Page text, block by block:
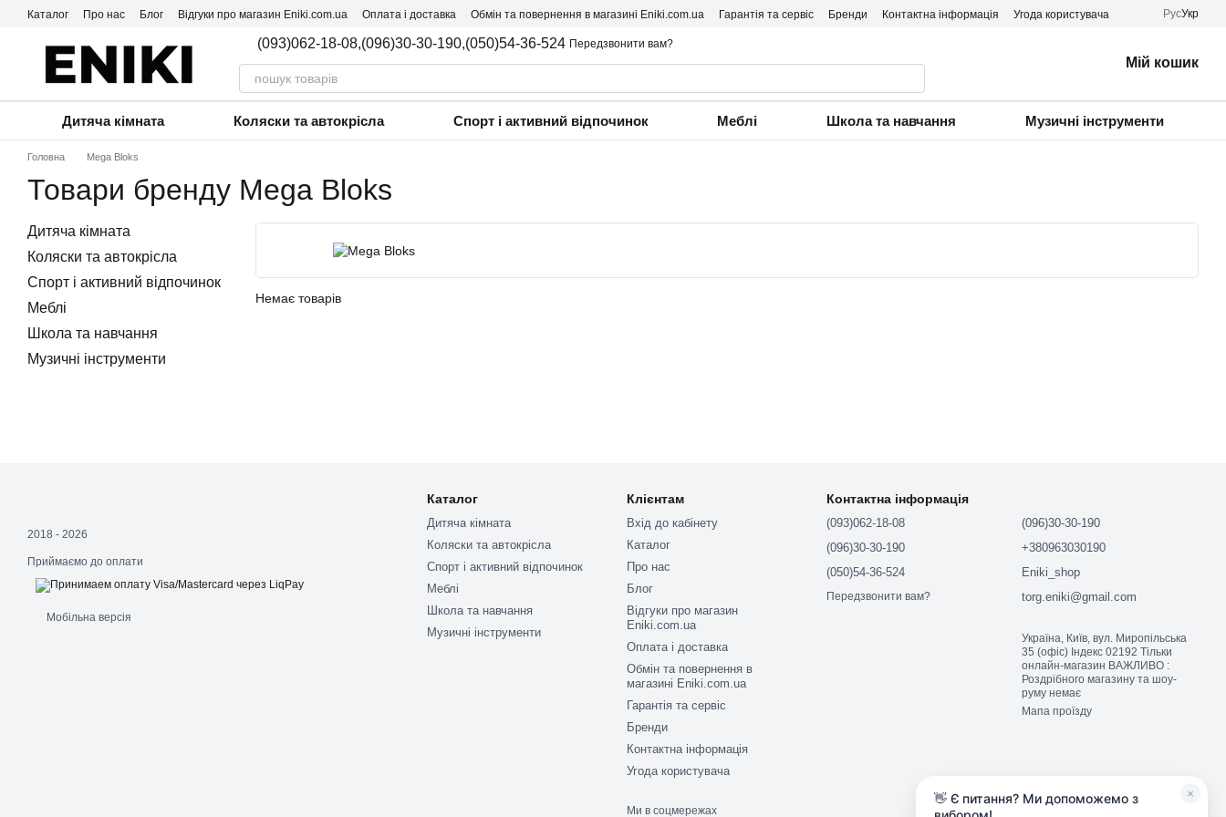
Перейти до основного контенту
Каталог Про нас Блог Відгуки про магазин Eniki.com.ua Оплата і доставка Обмін та повернення в магазині Eniki.com.ua Гарантія та сервіс Бренди Контактна інформація Угода користувача РусУкр
(093)062-18-08,(096)30-30-190,(050)54-36-524 Передзвонити вам?
Мій кошик
Дитяча кімната Коляски та автокрісла Спорт і активний відпочинок Меблі Школа та навчання Музичні інструменти
Головна Mega Bloks
Товари бренду Mega Bloks
Немає товарів
Дитяча кімната
Коляски та автокрісла
Спорт і активний відпочинок
Меблі
Школа та навчання
Музичні інструменти
2018 - 2026
Приймаємо до оплати
Мобільна версія
Каталог
Дитяча кімната
Коляски та автокрісла
Спорт і активний відпочинок
Меблі
Школа та навчання
Музичні інструменти
Клієнтам
Вхід до кабінету
Каталог
Про нас
Блог
Відгуки про магазин
Eniki.com.ua
Оплата і доставка
Обмін та повернення в
магазині Eniki.com.ua
Гарантія та сервіс
Бренди
Контактна інформація
Угода користувача
Ми в соцмережах
Контактна інформація
(093)062-18-08
(096)30-30-190
(050)54-36-524
Передзвонити вам?
(096)30-30-190
+380963030190
Eniki_shop
torg.eniki@gmail.com
Україна, Київ, вул. Миропільська
35 (офіс) Індекс 02192 Тільки
онлайн-магазин ВАЖЛИВО :
Роздрібного магазину та шоу-
руму немає
Мапа проїзду
×
👋 Є питання? Ми допоможемо з